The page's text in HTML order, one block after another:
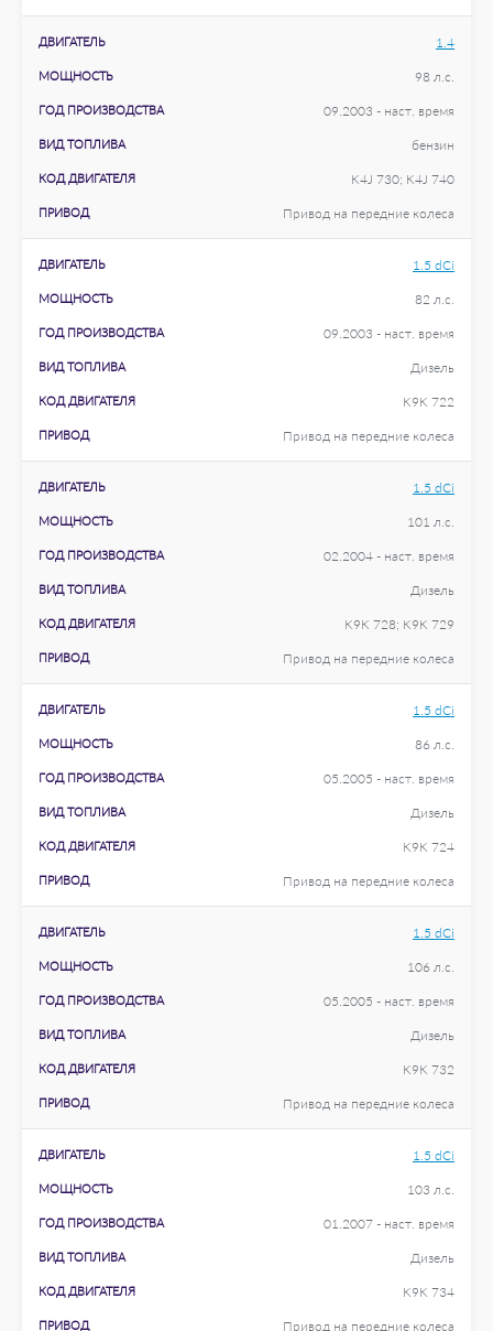
ДВИГАТЕЛЬ 1.4
МОЩНОСТЬ 98 л.с.
ГОД ПРОИЗВОДСТВА 09.2003 - наст. время
ВИД ТОПЛИВА бензин
КОД ДВИГАТЕЛЯ K4J 730; K4J 740
ПРИВОД Привод на передние колеса
ДВИГАТЕЛЬ 1.5 dCi
МОЩНОСТЬ 82 л.с.
ГОД ПРОИЗВОДСТВА 09.2003 - наст. время
ВИД ТОПЛИВА Дизель
КОД ДВИГАТЕЛЯ K9K 722
ПРИВОД Привод на передние колеса
ДВИГАТЕЛЬ 1.5 dCi
МОЩНОСТЬ 101 л.с.
ГОД ПРОИЗВОДСТВА 02.2004 - наст. время
ВИД ТОПЛИВА Дизель
КОД ДВИГАТЕЛЯ K9K 728; K9K 729
ПРИВОД Привод на передние колеса
ДВИГАТЕЛЬ 1.5 dCi
МОЩНОСТЬ 86 л.с.
ГОД ПРОИЗВОДСТВА 05.2005 - наст. время
ВИД ТОПЛИВА Дизель
КОД ДВИГАТЕЛЯ K9K 724
ПРИВОД Привод на передние колеса
ДВИГАТЕЛЬ 1.5 dCi
МОЩНОСТЬ 106 л.с.
ГОД ПРОИЗВОДСТВА 05.2005 - наст. время
ВИД ТОПЛИВА Дизель
КОД ДВИГАТЕЛЯ K9K 732
ПРИВОД Привод на передние колеса
ДВИГАТЕЛЬ 1.5 dCi
МОЩНОСТЬ 103 л.с.
ГОД ПРОИЗВОДСТВА 01.2007 - наст. время
ВИД ТОПЛИВА Дизель
КОД ДВИГАТЕЛЯ K9K 734
ПРИВОД Привод на передние колеса